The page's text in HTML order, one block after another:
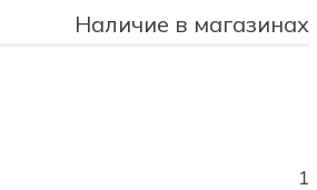
Наличие в магазинах
1